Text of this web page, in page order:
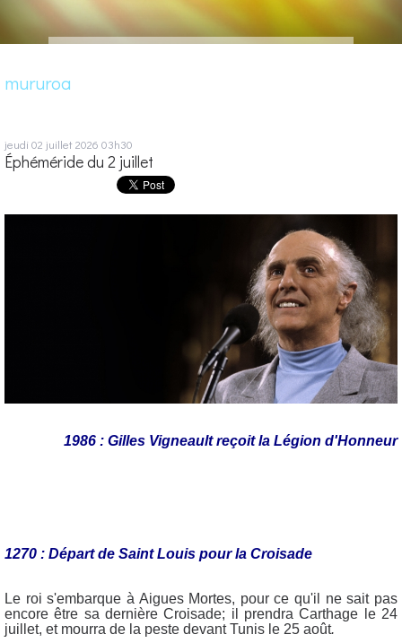
mururoa
jeudi 02 juillet 2026 03h30
Éphéméride du 2 juillet
1986 : Gilles Vigneault reçoit la Légion d'Honneur
1270 : Départ de Saint Louis pour la Croisade
Le roi s'embarque à Aigues Mortes, pour ce qu'il ne sait pas
encore être sa dernière Croisade; il prendra Carthage le 24
juillet, et mourra de la peste devant Tunis le 25 août.